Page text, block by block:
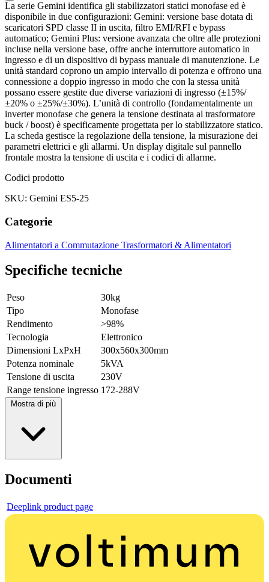
La serie Gemini identifica gli stabilizzatori statici monofase ed è
disponibile in due configurazioni: Gemini: versione base dotata di
scaricatori SPD classe II in uscita, filtro EMI/RFI e bypass
automatico; Gemini Plus: versione avanzata che oltre alle protezioni
incluse nella versione base, offre anche interruttore automatico in
ingresso e di un dispositivo di bypass manuale di manutenzione. Le
unità standard coprono un ampio intervallo di potenza e offrono una
connessione a doppio ingresso in modo che con la stessa unità
possano essere gestite due diverse variazioni di ingresso (±15%/
±20% o ±25%/±30%). L’unità di controllo (fondamentalmente un
inverter monofase che genera la tensione destinata al trasformatore
buck / boost) è specificamente progettata per lo stabilizzatore statico.
La scheda gestisce la regolazione della tensione, la misurazione dei
parametri elettrici e gli allarmi. Un display digitale sul pannello
frontale mostra la tensione di uscita e i codici di allarme.
Codici prodotto
SKU: Gemini ES5-25
Categorie
Alimentatori a Commutazione Trasformatori & Alimentatori
Specifiche tecniche
Peso
30kg
Tipo
Monofase
Rendimento
>98%
Tecnologia
Elettronico
Dimensioni LxPxH
300x560x300mm
Potenza nominale
5kVA
Tensione di uscita
230V
Range tensione ingresso 172-288V
Mostra di più
Documenti
Deeplink product page